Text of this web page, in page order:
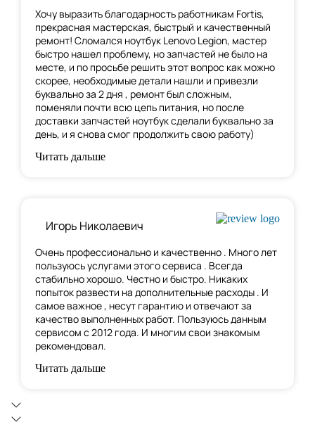
Хочу выразить благодарность работникам Fortis,
прекрасная мастерская, быстрый и качественный
ремонт! Сломался ноутбук Lenovo Legion, мастер
быстро нашел проблему, но запчастей не было на
месте, и по просьбе решить этот вопрос как можно
скорее, необходимые детали нашли и привезли
буквально за 2 дня , ремонт был сложным,
поменяли почти всю цепь питания, но после
доставки запчастей ноутбук сделали буквально за
день, и я снова смог продолжить свою работу)
Читать дальше
Игорь Николаевич
Очень профессионально и качественно . Много лет
пользуюсь услугами этого сервиса . Всегда
стабильно хорошо. Честно и быстро. Никаких
попыток развести на дополнительные расходы . И
самое важное , несут гарантию и отвечают за
качество выполненных работ. Пользуюсь данным
сервисом с 2012 года. И многим свои знакомым
рекомендовал.
Читать дальше